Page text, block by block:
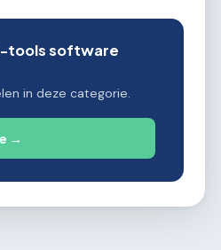
tools software
in deze categorie.
→